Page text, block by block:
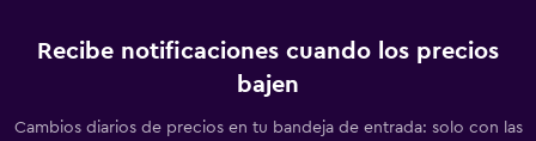
Recibe notificaciones cuando los precios
bajen
Cambios diarios de precios en tu bandeja de entrada: solo con las